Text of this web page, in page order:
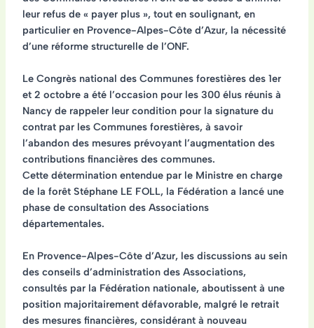
leur refus de « payer plus », tout en soulignant, en
particulier en Provence-Alpes-Côte d’Azur, la nécessité
d’une réforme structurelle de l’ONF.
Le Congrès national des Communes forestières des 1er
et 2 octobrea été l’occasion pour les 300 élus réunis à
Nancy de rappeler leur condition pour la signature du
contrat par les Communes forestières, à savoir
l’abandon des mesures prévoyant l’augmentation des
contributions financières des communes.
Cette détermination entendue par le Ministre en charge
de la forêt Stéphane LE FOLL, la Fédération a lancé une
phase de consultation des Associations
départementales.
En Provence-Alpes-Côte d’Azur, les discussions au sein
des conseils d’administration des Associations,
consultés par la Fédération nationale, aboutissent à une
position majoritairement défavorable, malgré le retrait
des mesures financières, considérant à nouveau